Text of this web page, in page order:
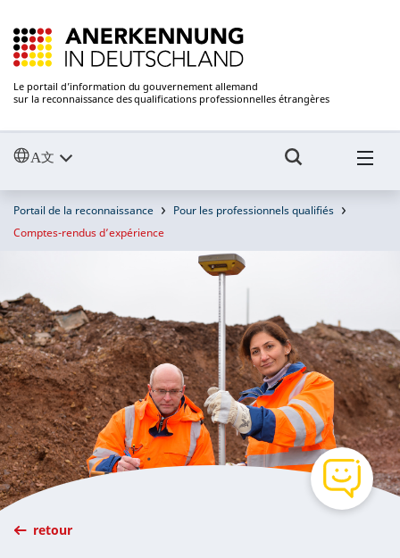
Le portail d’information du gouvernement allemand
sur la reconnaissance des qualifications professionnelles étrangères
Portail de la reconnaissance
Pour les professionnels qualifiés
Comptes-rendus d’expérience
retour